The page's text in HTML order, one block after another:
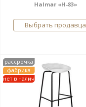
Halmar «H-83»
Выбрать продавца
рассрочка
фабрика
нет в налич